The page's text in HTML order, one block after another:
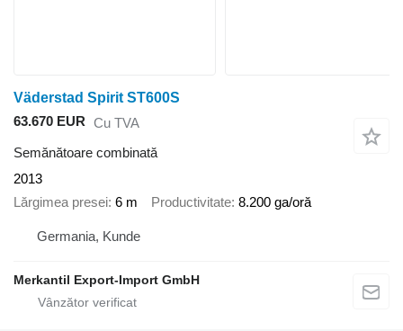
Väderstad Spirit ST600S
63.670 EUR Cu TVA
Semănătoare combinată
2013
Lărgimea presei 6 m Productivitate 8.200 ga/oră
Germania, Kunde
Merkantil Export-Import GmbH